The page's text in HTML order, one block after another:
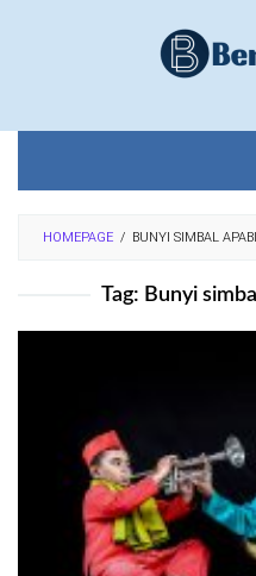
HOMEPAGE / BUNYI SIMBAL
Tag: Bunyi